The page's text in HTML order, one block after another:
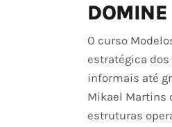
O curso
estratégica
informais até
Mikael Martins
estruturas